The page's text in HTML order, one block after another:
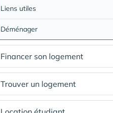
Liens utiles
Déménager
Financer son logement
Trouver un logement